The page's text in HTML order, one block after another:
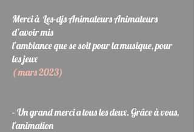
Merci à Les-djs Animateurs Animateurs
d’avoir mis
l’ambiance que se soit pour la musique, pour
les jeux
( mars 2023)
- Un grand merci a tous les deux. Grâce à vous,
l'animation